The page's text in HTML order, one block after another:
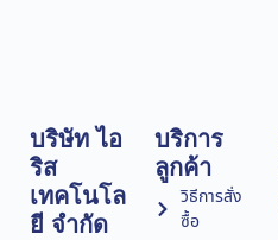
บริษัท ไอ
ริส
เทคโนโล
ยี จำกัด
บริการ
ลูกค้า
วิธีการสั่ง
ซื้อ